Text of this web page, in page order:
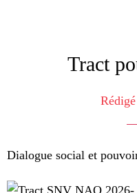
Tract
Dialogue social et